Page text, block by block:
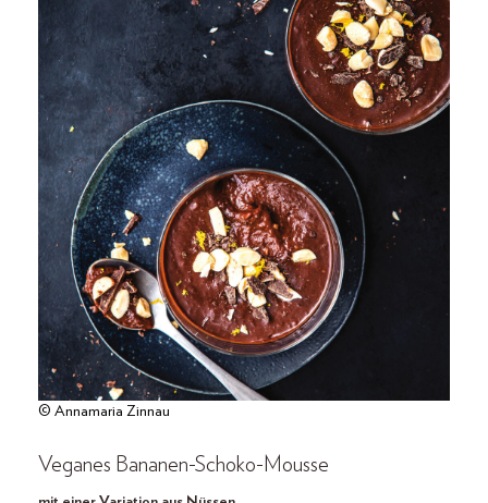
© Annamaria Zinnau
Veganes Bananen-Schoko-Mousse